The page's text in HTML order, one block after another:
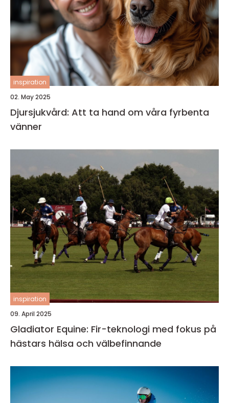
inspiration
02. May 2025
Djursjukvård: Att ta hand om våra fyrbenta
vänner
inspiration
09. April 2025
Gladiator Equine: Fir-teknologi med fokus på
hästars hälsa och välbefinnande